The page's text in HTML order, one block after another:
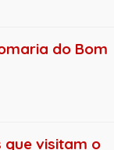
do Bom
visitam o